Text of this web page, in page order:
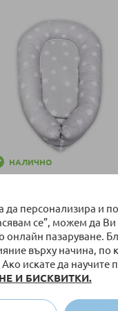
да персонализира и
се”, можем да
онлайн пазаруване.
върху начина, по
искате да научите
И БИСКВИТКИ.
НАЛИЧНО
€ /82,14 лв.
в количка